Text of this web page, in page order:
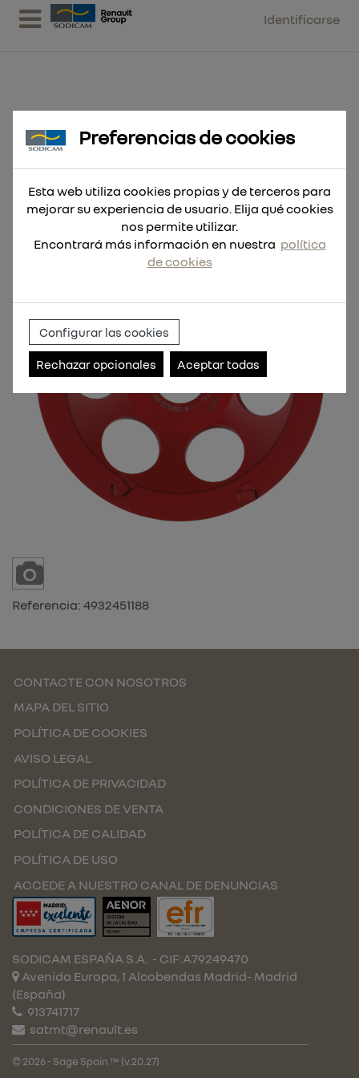
Identificarse
Copa diamante SDCWSC125
Especial basto 125mm - Die
Referencia: 4932451188
CONTACTE CON NOSOTROS
MAPA DEL SITIO
POLÍTICA DE COOKIES
AVISO LEGAL
POLÍTICA DE PRIVACIDAD
CONDICIONES DE VENTA
POLÍTICA DE CALIDAD
POLÍTICA DE USO
ACCEDE A NUESTRO CANAL DE DENUNCIAS
SODICAM ESPAÑA S.A. - CIF:A79249470
Avenida Europa, 1 Alcobendas Madrid- Madrid
(España)
913741717
satmt@renault.es
© 2026 - Sage Spain ™ (v.20.27)
Preferencias de cookies
Esta web utiliza cookies propias y de terceros para
mejorar su experiencia de usuario. Elija qué cookies
nos permite utilizar.
Encontrará más información en nuestra política
de cookies
Configurar las cookies
Rechazar opcionales Aceptar todas